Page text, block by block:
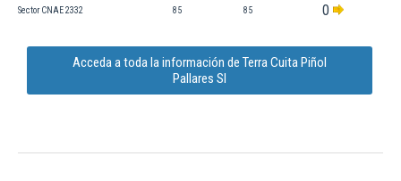
Sector CNAE 2332 85 85 0
Acceda a toda la información de Terra Cuita Piñol
Pallares Sl